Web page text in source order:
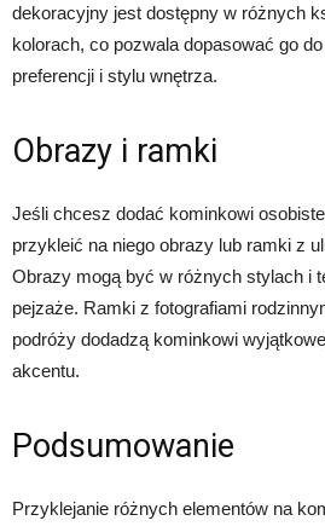
dekoracyjny jest dostępny w różnych
kolorach, co pozwala dopasować go
preferencji i stylu wnętrza.
Obrazy i ramki
Jeśli chcesz dodać kominkowi
przykleić na niego obrazy lub ramki z
Obrazy mogą być w różnych stylach i
pejzaże. Ramki z fotografiami
podróży dodadzą kominkowi
akcentu.
Podsumowanie
Przyklejanie różnych elementów na